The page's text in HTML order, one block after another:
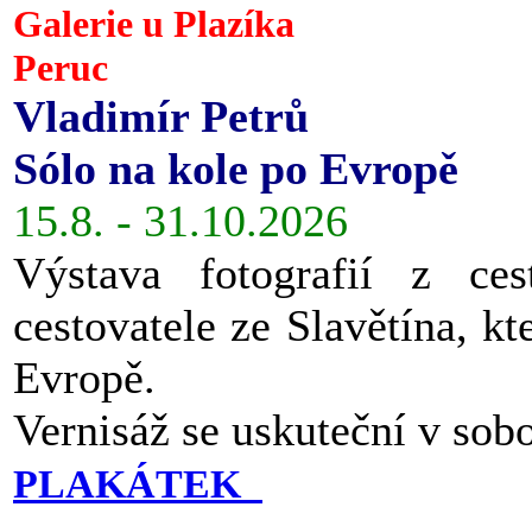
Galerie u Plazíka
Peruc
Vladimír Petrů
Sólo na kole po Evropě
15.8. - 31.10.2026
Výstava fotografií z
cestovatele ze Slavětína,
Evropě.
Vernisáž se uskuteční v
PLAKÁTEK